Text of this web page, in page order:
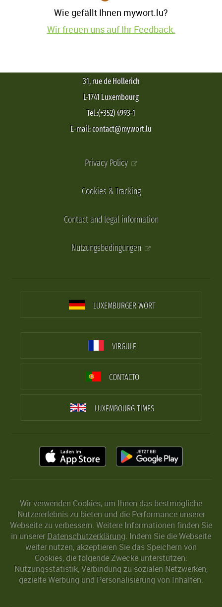
Wie gefällt Ihnen mywort.lu?
Wir freuen uns auf Ihr Feedback.
31, rue de Hollerich
L-1741 Luxembourg
Tel.:(+352) 4993-1
E-mail: contact@mywort.lu
Privacy Policy
Cookies & Tracking
Contact and legal information
Nutzungsbedingungen
LUXEMBURGER WORT
VIRGULE
CONTACTO
LUXEMBOURG TIMES
Wir verwenden Cookies, um Ihnen das bestmögliche
Nutzererlebnis zu bieten und die Performance unserer
Webseite zu verbessern. Weitere Informationen finden Sie
in unserer Datenschutzerklärung. Indem Sie die Webseite
weiter nutzen, akzeptieren Sie das Speichern von
Cookies, die folgende Zwecke unterstützen:
Nutzungsstatistik, Verbindung zu sozialen Netzwerken,
gezielte Werbung und Personalisierung von Inhalten.